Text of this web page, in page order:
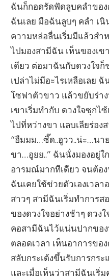
ฉันก็กอดรัดฟัดลูบคลำขอ
ฉันเลย มือฉันลูบๆ คลำ เนิ
ความหล่อลื่นเริ่มมีแล้วส
ไปมองสามีฉัน เห็นของเข
เดียว ต่อมาฉันกับดวงใจก็
เปล่าไม่มีอะไรเหลือเลย
โซฟาตัวขาว แล้วขยับร่า
เขาเริ่มทำกับ ดวงใจซุกไ
ไปที่หว่างขา แลบเลียร่อง
“อืมมม…ซี๊ด..อูวว..น่ะ…นา
ขา…อูยย..” ฉันนั่งมองอยู่
อารมณ์มากทีเดียว จนต้อ
ฉันเคยใช้ข่วยตัวเองเวล
สาวๆ สามีฉันเริ่มทำการส
ของดวงใจอย่างช้าๆ ดวง
คอสามีฉันไว้แน่นปากขอ
ตลอดเวลา เห็นอาการขอ
สลับกระเด้งขึ้นรับการกร
และเมื่อเห็นว่าสามีฉันเริ่